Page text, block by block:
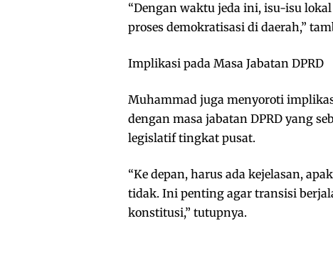
“Dengan waktu jeda ini, isu-isu
proses demokratisasi di daerah,”
Implikasi pada Masa Jabatan DPRD
Muhammad juga menyoroti
dengan masa jabatan DPRD yang
legislatif tingkat pusat.
“Ke depan, harus ada kejelasan,
tidak. Ini penting agar transisi
konstitusi,” tutupnya.